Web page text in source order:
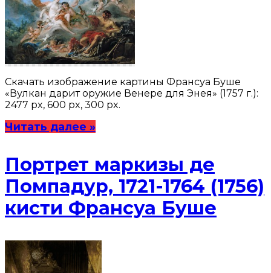
Скачать изображение картины Франсуа Буше
«Вулкан дарит оружие Венере для Энея» (1757 г.):
2477 px, 600 px, 300 px.
Читать далее »
Портрет маркизы де
Помпадур, 1721-1764 (1756)
кисти Франсуа Буше